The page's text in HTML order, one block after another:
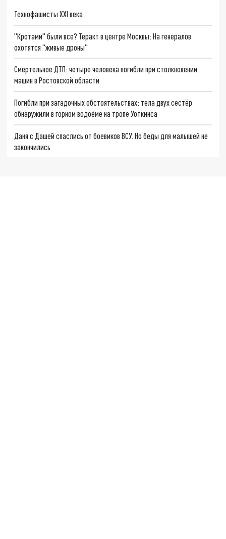
Технофашисты XXI века
"Кротами" были все? Теракт в центре Москвы: На генералов
охотятся "живые дроны"
Смертельное ДТП: четыре человека погибли при столкновении
машин в Ростовской области
Погибли при загадочных обстоятельствах: тела двух сестёр
обнаружили в горном водоёме на тропе Уоткинса
Даня с Дашей спаслись от боевиков ВСУ. Но беды для малышей не
закончились